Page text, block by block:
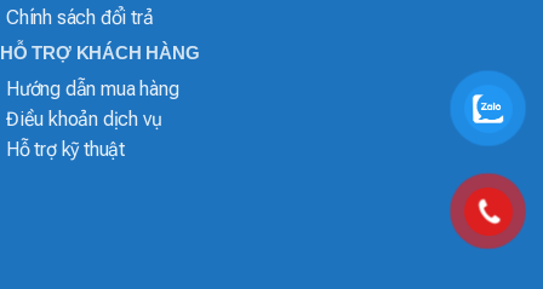
Chính sách đổi trả
HỖ TRỢ KHÁCH HÀNG
Hướng dẫn mua hàng
Điều khoản dịch vụ
Hỗ trợ kỹ thuật